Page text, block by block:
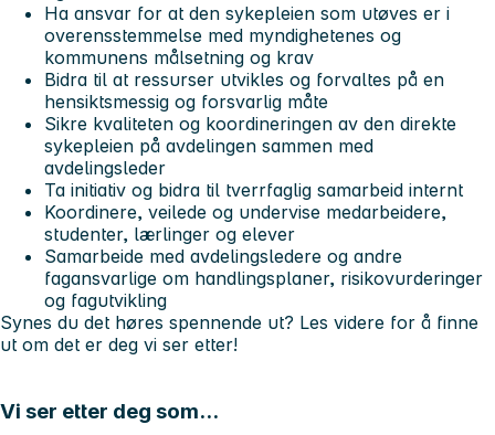
Ha ansvar for at den sykepleien som utøves er i
overensstemmelse med myndighetenes og
kommunens målsetning og krav
Bidra til at ressurser utvikles og forvaltes på en
hensiktsmessig og forsvarlig måte
Sikre kvaliteten og koordineringen av den direkte
sykepleien på avdelingen sammen med
avdelingsleder
Ta initiativ og bidra til tverrfaglig samarbeid internt
Koordinere, veilede og undervise medarbeidere,
studenter, lærlinger og elever
Samarbeide med avdelingsledere og andre
fagansvarlige om handlingsplaner, risikovurderinger
og fagutvikling
Synes du det høres spennende ut? Les videre for å finne
ut om det er deg vi ser etter!
Vi ser etter deg som...